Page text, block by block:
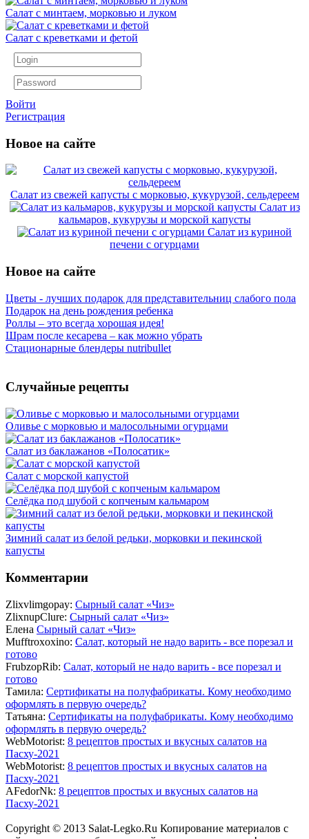
Салат с минтаем, морковью и луком
Салат с креветками и фетой
Войти
Регистрация
Новое на сайте
Салат из свежей капусты с морковью, кукурузой, сельдереем
Салат из
кальмаров, кукурузы и морской капусты
Салат из куриной
печени с огурцами
Новое на сайте
Цветы - лучших подарок для представительниц слабого пола
Подарок на день рождения ребенка
Роллы – это всегда хорошая идея!
Шрам после кесарева – как можно убрать
Стационарные блендеры nutribullet
Случайные рецепты
Оливье с морковью и малосольными огурцами
Салат из баклажанов «Полосатик»
Салат с морской капустой
Селёдка под шубой с копченым кальмаром
Зимний салат из белой редьки, морковки и пекинской
капусты
Комментарии
Zlixvlimgopay: Сырный салат «Чиз»
ZlixnupClure: Сырный салат «Чиз»
Елена Сырный салат «Чиз»
Mufftroxoxino: Салат, который не надо варить - все порезал и
готово
FrubzopRib: Салат, который не надо варить - все порезал и
готово
Тамила: Сертификаты на полуфабрикаты. Кому необходимо
оформлять в первую очередь?
Татьяна: Сертификаты на полуфабрикаты. Кому необходимо
оформлять в первую очередь?
WebMotorist: 8 рецептов простых и вкусных салатов на
Пасху-2021
WebMotorist: 8 рецептов простых и вкусных салатов на
Пасху-2021
AFedorNk: 8 рецептов простых и вкусных салатов на
Пасху-2021
Copyright © 2013 Salat-Legko.Ru Копирование материалов с